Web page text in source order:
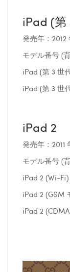
iPad (第
発売年：2012
モデル番号 (
iPad (第 3 世
iPad (第 3 世
iPad 2
発売年：2011
モデル番号 (
iPad 2 (Wi-Fi)
iPad 2 (GSM
iPad 2